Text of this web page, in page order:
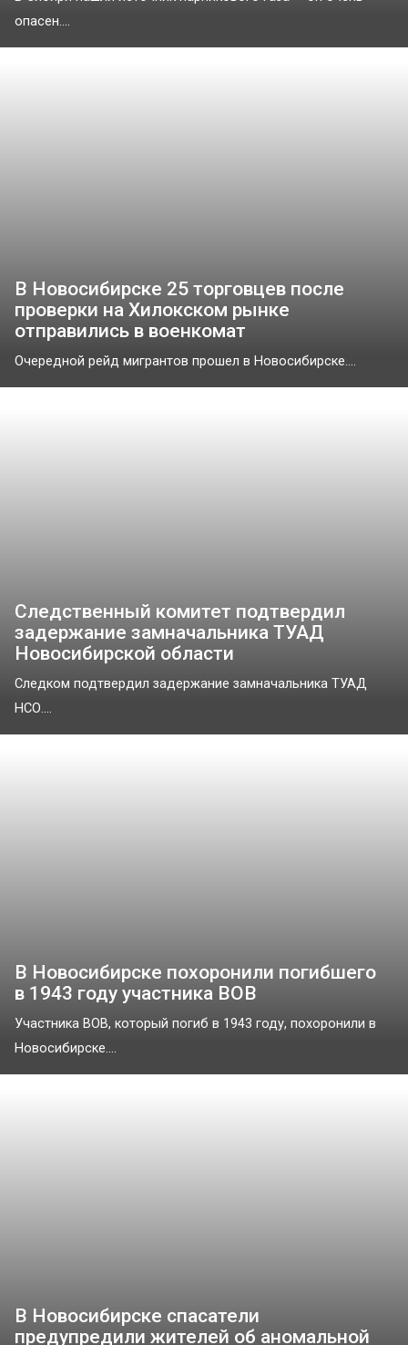
опасен....
В Новосибирске 25 торговцев после
проверки на Хилокском рынке
отправились в военкомат
Очередной рейд мигрантов прошел в Новосибирске....
Следственный комитет подтвердил
задержание замначальника ТУАД
Новосибирской области
Следком подтвердил задержание замначальника ТУАД
НСО....
В Новосибирске похоронили погибшего
в 1943 году участника ВОВ
Участника ВОВ, который погиб в 1943 году, похоронили в
Новосибирске....
В Новосибирске спасатели
предупредили жителей об аномальной